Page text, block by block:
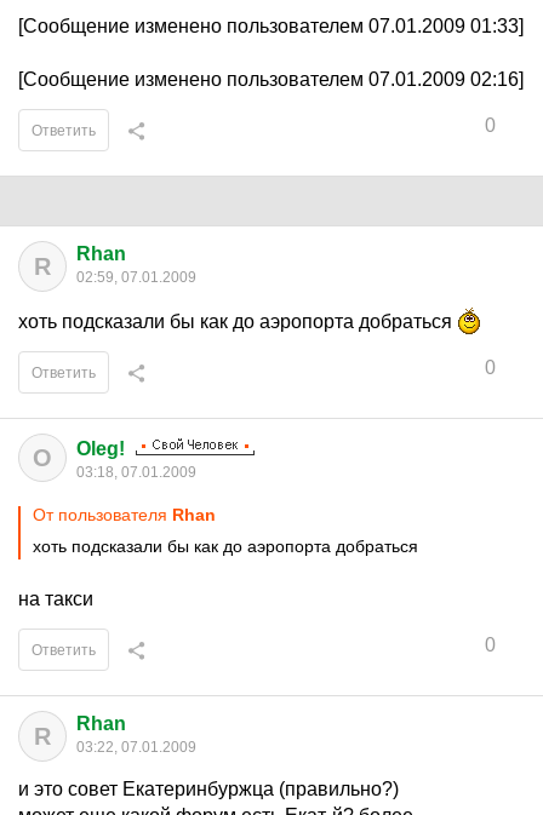
[Сообщение изменено пользователем 07.01.2009 01:33]
[Сообщение изменено пользователем 07.01.2009 02:16]
0
Ответить
R Rhan
02:59, 07.01.2009
хоть подсказали бы как до аэропорта добраться
0
Ответить
O Oleg!
03:18, 07.01.2009
От пользователя Rhan
хоть подсказали бы как до аэропорта добраться
на такси
0
Ответить
R Rhan
03:22, 07.01.2009
и это совет Екатеринбуржца (правильно?)